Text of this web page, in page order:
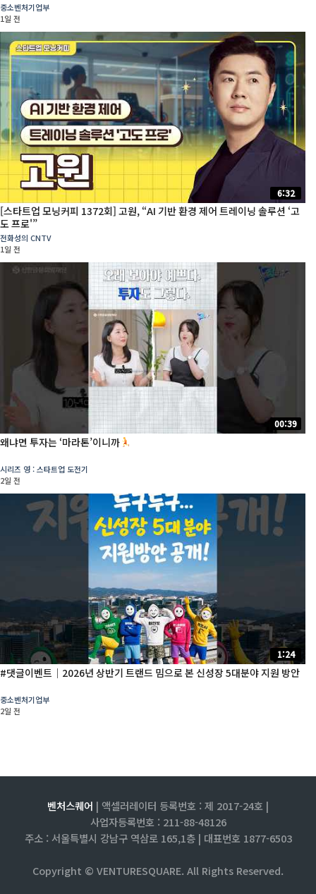
중소벤처기업부
1일 전
6:32
[스타트업 모닝커피 1372회] 고원, “AI 기반 환경 제어 트레이닝 솔루션 ‘고
도 프로'”
전화성의 CNTV
1일 전
00:39
왜냐면 투자는 ‘마라톤’이니까
시리즈 영 : 스타트업 도전기
2일 전
1:24
#댓글이벤트│2026년 상반기 트랜드 밈으로 본 신성장 5대분야 지원 방안
중소벤처기업부
2일 전
벤처스퀘어 | 액셀러레이터 등록번호 : 제 2017-24호 |
사업자등록번호 : 211-88-48126
주소 : 서울특별시 강남구 역삼로 165,1층 | 대표번호 1877-6503
Copyright © VENTURESQUARE. All Rights Reserved.